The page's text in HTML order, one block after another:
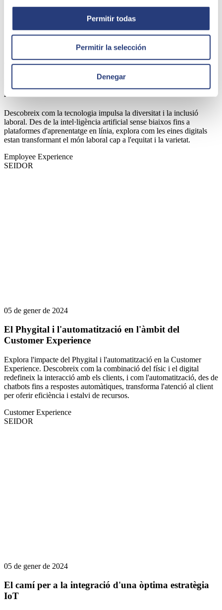
Permitir todas
Permitir la selección
Denegar
05 de gener de 2024
La tecnologia com a potenciadora de la diversitat i
la inclusió laboral
Descobreix com la tecnologia impulsa la diversitat i la inclusió
laboral. Des de la intel·ligència artificial sense biaixos fins a
plataformes d'aprenentatge en línia, explora com les eines digitals
estan transformant el món laboral cap a l'equitat i la varietat.
Employee Experience
SEIDOR
05 de gener de 2024
El Phygital i l'automatització en l'àmbit del
Customer Experience
Explora l'impacte del Phygital i l'automatització en la Customer
Experience. Descobreix com la combinació del físic i el digital
redefineix la interacció amb els clients, i com l'automatització, des de
chatbots fins a respostes automàtiques, transforma l'atenció al client
per oferir eficiència i estalvi de recursos.
Customer Experience
SEIDOR
05 de gener de 2024
El camí per a la integració d'una òptima estratègia
IoT